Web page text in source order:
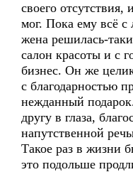
своего отсутствия,
мог. Пока ему всё с
жена решилась-
салон красоты и с
бизнес. Он же
с благодарностью
нежданный
другу в глаза,
напутственной
Такое раз в жизни
это подольше